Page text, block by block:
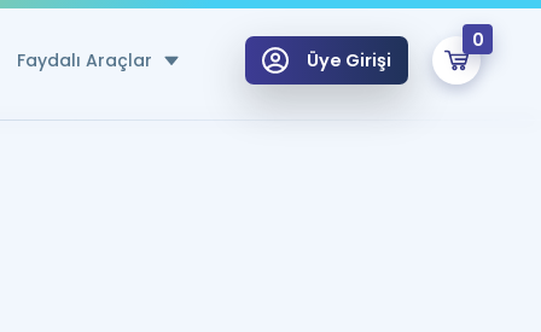
Faydalı Araçlar Üye Girişi
0